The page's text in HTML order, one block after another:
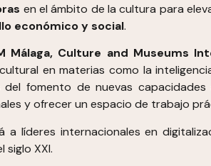
en el ámbito de la cultura para
económico y social.
Málaga, Culture and Museums
en materias como la
fomento de nuevas
y ofrecer un espacio de trabajo
a líderes internacionales en
XXI.